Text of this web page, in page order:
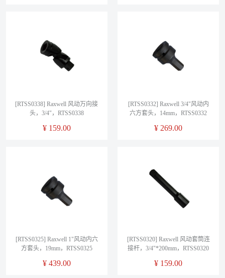
[RTSS0338] Raxwell 风动万向接
头，3/4"，RTSS0338
¥ 159.00
[RTSS0332] Raxwell 3/4"风动内
六方套头，14mm，RTSS0332
¥ 269.00
[RTSS0325] Raxwell 1"风动内六
方套头，19mm，RTSS0325
¥ 439.00
[RTSS0320] Raxwell 风动套筒连
接杆，3/4"*200mm，RTSS0320
¥ 159.00